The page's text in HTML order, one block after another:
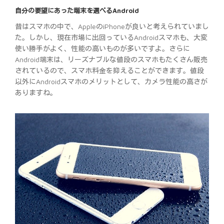
自分の要望にあった端末を選べるAndroid
昔はスマホの中で、AppleのiPhoneが良いと考えられていまし
た。しかし、現在市場に出回っているAndroidスマホも、大変
使い勝手がよく、性能の高いものが多いですよ。さらに
Android端末は、リーズナブルな値段のスマホもたくさん販売
されているので、スマホ料金を抑えることができます。値段
以外にAndroidスマホのメリットとして、カメラ性能の高さが
ありますね。